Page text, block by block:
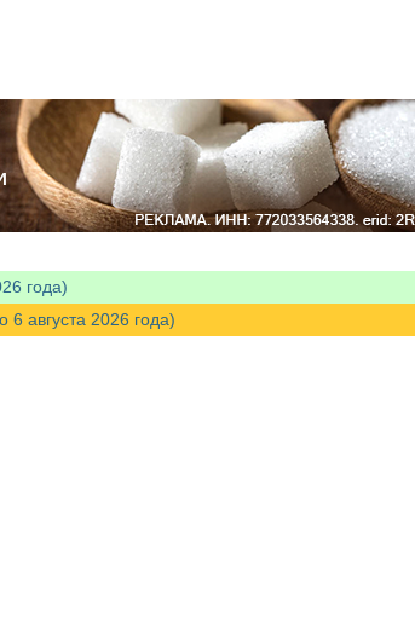
года)
августа 2026 года)